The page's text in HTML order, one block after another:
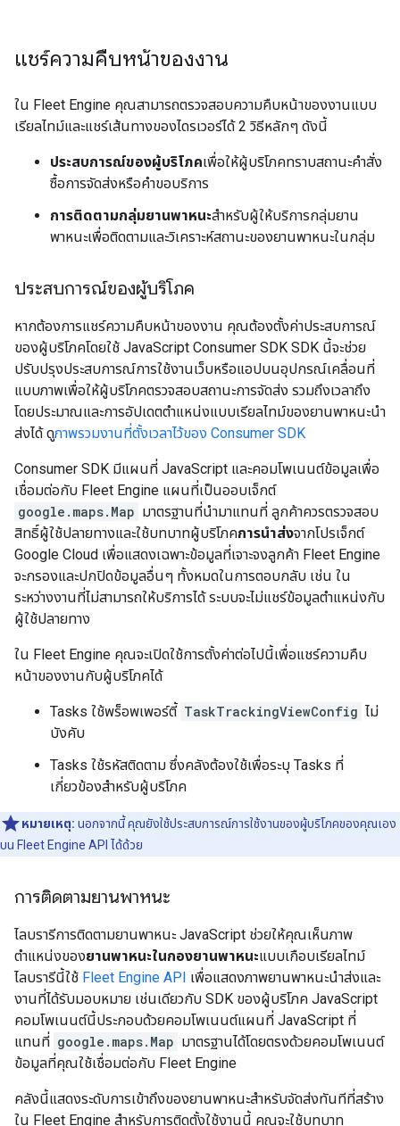
แชร์ความคืบหน้าของงาน
ใน Fleet Engine คุณสามารถตรวจสอบความคืบหน้าของงานแบบ
เรียลไทม์และแชร์เส้นทางของไดรเวอร์ได้ 2 วิธีหลักๆ ดังนี้
ประสบการณ์ของผู้บริโภคเพื่อให้ผู้บริโภคทราบสถานะคำสั่ง
ซื้อการจัดส่งหรือคำขอบริการ
การติดตามกลุ่มยานพาหนะสำหรับผู้ให้บริการกลุ่มยาน
พาหนะเพื่อติดตามและวิเคราะห์สถานะของยานพาหนะในกลุ่ม
ประสบการณ์ของผู้บริโภค
หากต้องการแชร์ความคืบหน้าของงาน คุณต้องตั้งค่าประสบการณ์
ของผู้บริโภคโดยใช้ JavaScript Consumer SDK SDK นี้จะช่วย
ปรับปรุงประสบการณ์การใช้งานเว็บหรือแอปบนอุปกรณ์เคลื่อนที่
แบบภาพเพื่อให้ผู้บริโภคตรวจสอบสถานะการจัดส่ง รวมถึงเวลาถึง
โดยประมาณและการอัปเดตตำแหน่งแบบเรียลไทม์ของยานพาหนะนำ
ส่งได้ ดูภาพรวมงานที่ตั้งเวลาไว้ของ Consumer SDK
Consumer SDK มีแผนที่ JavaScript และคอมโพเนนต์ข้อมูลเพื่อ
เชื่อมต่อกับ Fleet Engine แผนที่เป็นออบเจ็กต์
google.maps.Map มาตรฐานที่นำมาแทนที่ ลูกค้าควรตรวจสอบ
สิทธิ์ผู้ใช้ปลายทางและใช้บทบาทผู้บริโภคการนำส่งจากโปรเจ็กต์
Google Cloud เพื่อแสดงเฉพาะข้อมูลที่เจาะจงลูกค้า Fleet Engine
จะกรองและปกปิดข้อมูลอื่นๆ ทั้งหมดในการตอบกลับ เช่น ใน
ระหว่างงานที่ไม่สามารถให้บริการได้ ระบบจะไม่แชร์ข้อมูลตำแหน่งกับ
ผู้ใช้ปลายทาง
ใน Fleet Engine คุณจะเปิดใช้การตั้งค่าต่อไปนี้เพื่อแชร์ความคืบ
หน้าของงานกับผู้บริโภคได้
Tasks ใช้พร็อพเพอร์ตี้ TaskTrackingViewConfig ไม่
บังคับ
Tasks ใช้รหัสติดตาม ซึ่งคลังต้องใช้เพื่อระบุ Tasks ที่
เกี่ยวข้องสำหรับผู้บริโภค
หมายเหตุ: นอกจากนี้ คุณยังใช้ประสบการณ์การใช้งานของผู้บริโภคของคุณเอง
บน Fleet Engine API ได้ด้วย
การติดตามยานพาหนะ
ไลบรารีการติดตามยานพาหนะ JavaScript ช่วยให้คุณเห็นภาพ
ตำแหน่งของยานพาหนะในกองยานพาหนะแบบเกือบเรียลไทม์
ไลบรารีนี้ใช้ Fleet Engine API เพื่อแสดงภาพยานพาหนะนำส่งและ
งานที่ได้รับมอบหมาย เช่นเดียวกับ SDK ของผู้บริโภค JavaScript
คอมโพเนนต์นี้ประกอบด้วยคอมโพเนนต์แผนที่ JavaScript ที่
แทนที่ google.maps.Map มาตรฐานได้โดยตรงด้วยคอมโพเนนต์
ข้อมูลที่คุณใช้เชื่อมต่อกับ Fleet Engine
คลังนี้แสดงระดับการเข้าถึงของยานพาหนะสำหรับจัดส่งทันทีที่สร้าง
ใน Fleet Engine สำหรับการติดตั้งใช้งานนี้ คุณจะใช้บทบาท